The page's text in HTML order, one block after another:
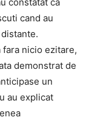
constatat ca
cand au
nicio ezitare,
demonstrat de
un
au explicat